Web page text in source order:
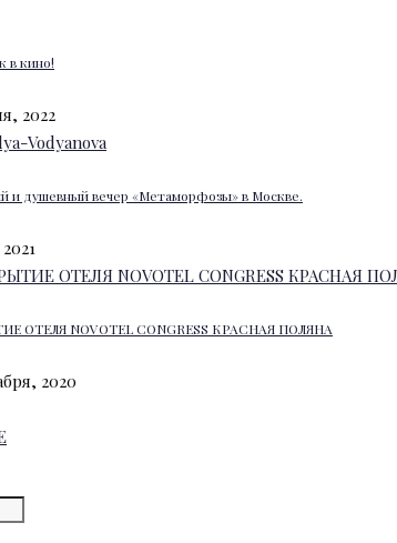
в кино!
2022
и душевный вечер «Метаморфозы» в Москве.
ОТЕЛЯ NOVOTEL CONGRESS КРАСНАЯ ПОЛЯНА
2020